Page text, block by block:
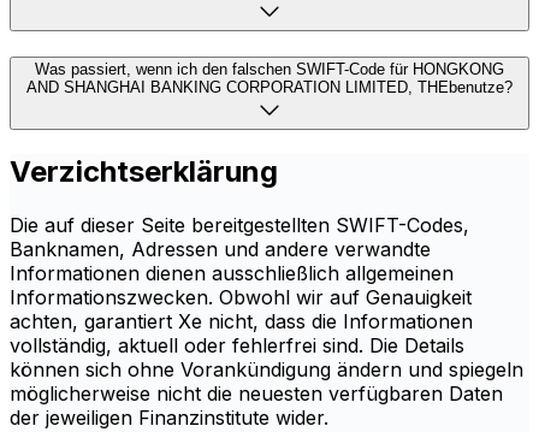
Was passiert, wenn ich den falschen SWIFT-Code für HONGKONG
AND SHANGHAI BANKING CORPORATION LIMITED, THEbenutze?
Verzichtserklärung
Die auf dieser Seite bereitgestellten SWIFT-Codes,
Banknamen, Adressen und andere verwandte
Informationen dienen ausschließlich allgemeinen
Informationszwecken. Obwohl wir auf Genauigkeit
achten, garantiert Xe nicht, dass die Informationen
vollständig, aktuell oder fehlerfrei sind. Die Details
können sich ohne Vorankündigung ändern und spiegeln
möglicherweise nicht die neuesten verfügbaren Daten
der jeweiligen Finanzinstitute wider.